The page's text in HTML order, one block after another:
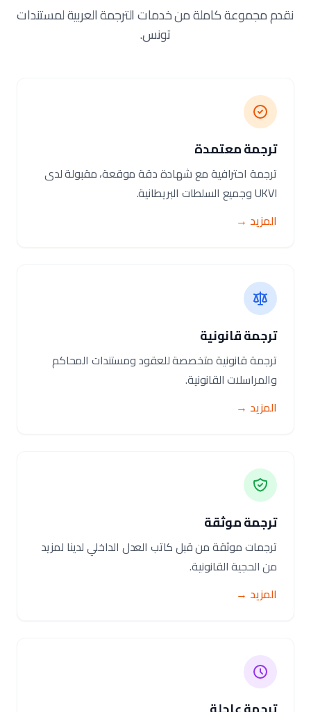
نقدم مجموعة كاملة من خدمات الترجمة العربية لمستندات
تونس.
ترجمة معتمدة
ترجمة احترافية مع شهادة دقة موقعة، مقبولة لدى
UKVI وجميع السلطات البريطانية.
المزيد →
ترجمة قانونية
ترجمة قانونية متخصصة للعقود ومستندات المحاكم
والمراسلات القانونية.
المزيد →
ترجمة موثقة
ترجمات موثقة من قبل كاتب العدل الداخلي لدينا لمزيد
من الحجية القانونية.
المزيد →